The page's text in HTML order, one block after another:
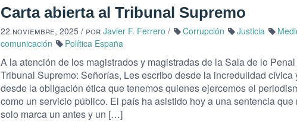
Carta abierta al Tribunal Supremo
22 noviembre, 2025 / por Javier F. Ferrero / Corrupción Justicia
comunicación
Política España
A la atención de los magistrados y magistradas de la Sala de lo
Tribunal Supremo: Señorías, Les escribo desde la incredulidad cívica
desde la obligación ética que tenemos quienes ejercemos el
como un servicio público. El país ha asistido hoy a una sentencia que
solo marca un antes y un […]